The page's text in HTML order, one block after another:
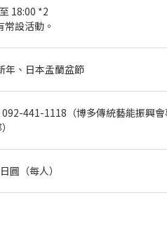
18:00 *2
常設活動。
年、日本盂蘭盆節
092-441-1118（博多傳統藝能振興
圓（每人）